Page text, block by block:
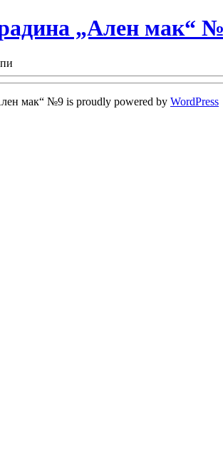
„Ален мак“
мак“ №9 is proudly powered by WordPress